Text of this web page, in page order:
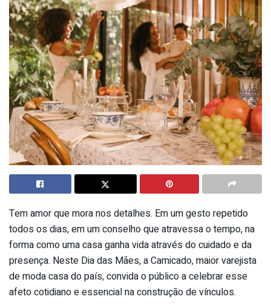
Tem amor que mora nos detalhes. Em um gesto repetido
todos os dias, em um conselho que atravessa o tempo, na
forma como uma casa ganha vida através do cuidado e da
presença. Neste Dia das Mães, a Camicado, maior varejista
de moda casa do país, convida o público a celebrar esse
afeto cotidiano e essencial na construção de vínculos.